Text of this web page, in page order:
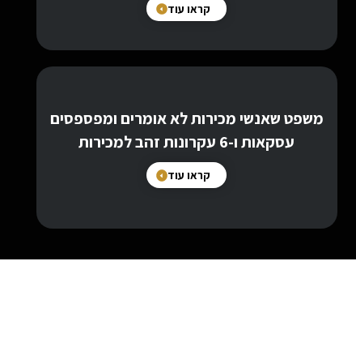
קראו עוד
משפט שאנשי מכירות לא אומרים ומפספסים
עסקאות ו-6 עקרונות זהב למכירות
קראו עוד